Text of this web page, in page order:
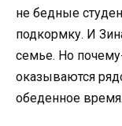
не бедные
подкормку. И
семье. Но
оказываются
обеденное время.